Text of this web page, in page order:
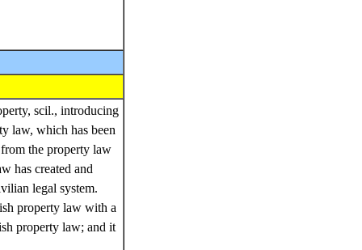
scil., introducing
law, which has been
the property law
has created and
legal system.
property law with a
property law; and it